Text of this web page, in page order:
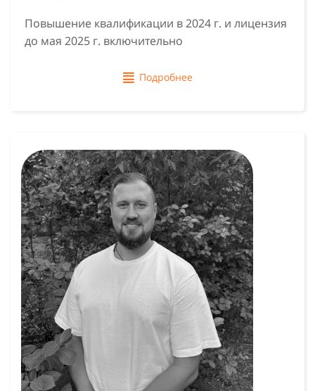
Повышение квалификации в 2024 г. и лицензия
до мая 2025 г. включительно
Подробнее